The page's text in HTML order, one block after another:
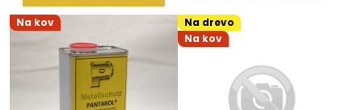
Nitro-kombinačné laky sú
podmienečne odolné voči UV
žiareniu a hodia sa viac na
použitie v interiéri
Na kov
Na drevo
Na kov